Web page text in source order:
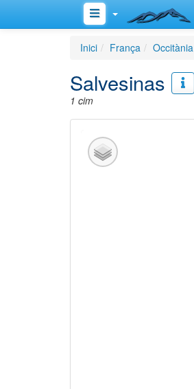
Inici França Occitània
Salvesinas
1 cim